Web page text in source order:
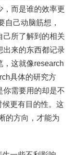
，而是谁的效率更
自己动脑筋想，
己所了解到的相关
出来的东西都记录
，这就像research
具体的研究方
你需要用的却是不
更有目的性。这
的方向，才能为